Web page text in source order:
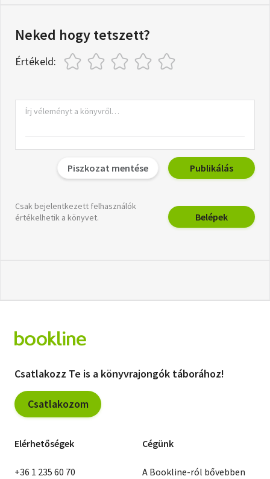
Neked hogy tetszett?
Értékeld:
Piszkozat mentése Publikálás
Csak bejelentkezett felhasználók
értékelhetik a könyvet.
Belépek
Csatlakozz Te is a könyvrajongók táborához!
Csatlakozom
Elérhetőségek
+36 1 235 60 70
Cégünk
A Bookline-ról bővebben